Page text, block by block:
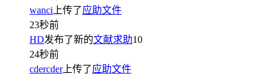
wanci 上传了应助文件
23秒前
HD发布了新的文献求助10
24秒前
cdercder上传了应助文件